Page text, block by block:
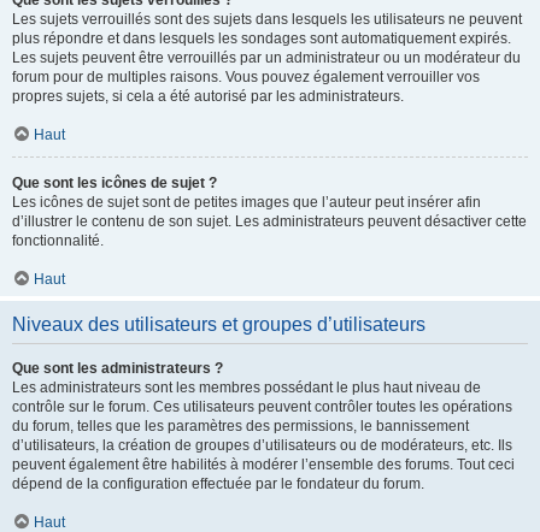
Les sujets verrouillés sont des sujets dans lesquels les utilisateurs ne peuvent
plus répondre et dans lesquels les sondages sont automatiquement expirés.
Les sujets peuvent être verrouillés par un administrateur ou un modérateur du
forum pour de multiples raisons. Vous pouvez également verrouiller vos
propres sujets, si cela a été autorisé par les administrateurs.
Haut
Que sont les icônes de sujet ?
Les icônes de sujet sont de petites images que l’auteur peut insérer afin
d’illustrer le contenu de son sujet. Les administrateurs peuvent désactiver cette
fonctionnalité.
Haut
Niveaux des utilisateurs et groupes d’utilisateurs
Que sont les administrateurs ?
Les administrateurs sont les membres possédant le plus haut niveau de
contrôle sur le forum. Ces utilisateurs peuvent contrôler toutes les opérations
du forum, telles que les paramètres des permissions, le bannissement
d’utilisateurs, la création de groupes d’utilisateurs ou de modérateurs, etc. Ils
peuvent également être habilités à modérer l’ensemble des forums. Tout ceci
dépend de la configuration effectuée par le fondateur du forum.
Haut